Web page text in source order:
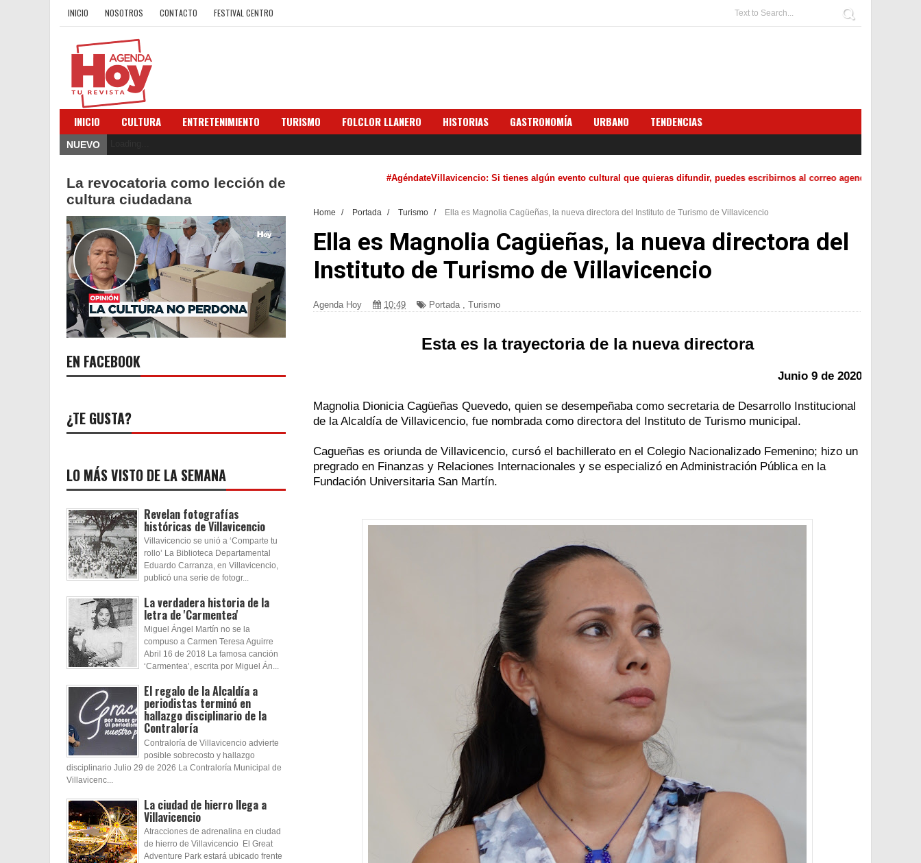
INICIO NOSOTROS CONTACTO FESTIVAL CENTRO
INICIO CULTURA ENTRETENIMIENTO TURISMO FOLCLOR LLANERO HISTORIAS GASTRONOMÍA URBANO TENDENCIAS
NUEVO
#AgéndateVillavicencio: Si tienes algún evento cultural que quieras difundir, puedes escribirnos al correo agendahoyco@gmail.com
Home / Portada / Turismo / Ella es Magnolia Cagüeñas, la nueva directora del Instituto de Turismo de Villavicencio
Ella es Magnolia Cagüeñas, la nueva directora del
Instituto de Turismo de Villavicencio
Agenda Hoy 10:49 Portada, Turismo
Esta es la trayectoria de la nueva directora
Junio 9 de 2020
Magnolia Dionicia Cagüeñas Quevedo, quien se desempeñaba como secretaria de Desarrollo Institucional
de la Alcaldía de Villavicencio, fue nombrada como directora del Instituto de Turismo municipal.
Cagueñas es oriunda de Villavicencio, cursó el bachillerato en el Colegio Nacionalizado Femenino; hizo un
pregrado en Finanzas y Relaciones Internacionales y se especializó en Administración Pública en la
Fundación Universitaria San Martín.
La revocatoria como lección de
cultura ciudadana
EN FACEBOOK
¿TE GUSTA?
LO MÁS VISTO DE LA SEMANA
Revelan fotografías
históricas de Villavicencio
Villavicencio se unió a ‘Comparte tu
rollo’ La Biblioteca Departamental
Eduardo Carranza, en Villavicencio,
publicó una serie de fotogr...
La verdadera historia de la
letra de 'Carmentea'
Miguel Ángel Martín no se la
compuso a Carmen Teresa Aguirre
Abril 16 de 2018 La famosa canción
‘Carmentea’, escrita por Miguel Án...
El regalo de la Alcaldía a
periodistas terminó en
hallazgo disciplinario de la
Contraloría
Contraloría de Villavicencio advierte
posible sobrecosto y hallazgo
disciplinario Julio 29 de 2026 La Contraloría Municipal de
Villavicenc...
La ciudad de hierro llega a
Villavicencio
Atracciones de adrenalina en ciudad
de hierro de Villavicencio El Great
Adventure Park estará ubicado frente